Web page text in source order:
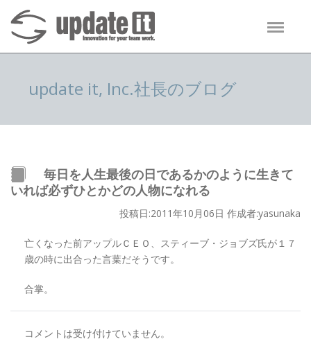
update it, Inc.社長のブログ
毎日を人生最後の日であるかのように生きて
いれば必ずひとかどの人物になれる
投稿日:2011年10月06日 作成者:yasunaka
亡くなった前アップルＣＥＯ、スティーブ・ジョブズ氏が１７
歳の時に出合った言葉だそうです。
合掌。
コメントは受け付けていません。